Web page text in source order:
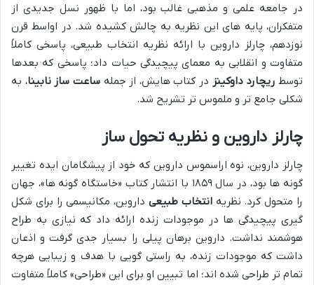
در جامعه علمی و مذهبی غالب بود، اما با ظهور نسل جدیدی از
متفکران، پایه های این نظریه به چالش کشیده شد. در اواسط قرن
نوزدهم، چارلز داروین با ارائه نظریه انتخاب طبیعی، پاسخی کاملاً
متفاوت و انقلابی به معمای پیچیدگی حیات داد؛ پاسخی که بعدها
توسط ریچارد داوکینز در کتاب هایش، از جملهساعت ساز نابینا، به
شکلی جامع تر و ملموس تر تشریح شد.
چارلز داروین و نظریه تحول ساز
چارلز داروین، نوه اراسموس داروین که خود از پیشگامان ایده تغییر
گونه ها بود، در سال ۱۸۵۹ با انتشار کتاب «خاستگاه گونه ها»، جهان
را متحول کرد. نظریهانتخاب طبیعی داروین، مکانیسمی را برای شکل
گیری پیچیدگی ها در موجودات زنده ارائه داد که نیازی به طراح
هوشمند نداشت. داروین برهان پیلی را بسیار جدی گرفت و اذعان
داشت که موجودات زنده، به راستی گویی با هدف و زیبایی هرچه
تمام تر طراحی شده اند؛ اما تبیین او برای این «طراحی» کاملاً متفاوت